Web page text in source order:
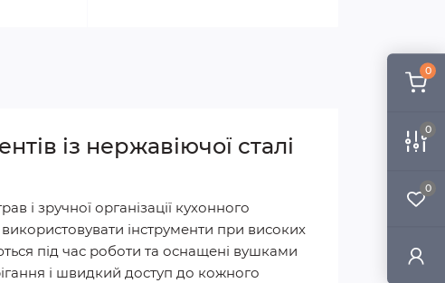
0
0
0
із нержавіючої сталі
і зручної організації кухонного
інструменти при високих
під час роботи та оснащені вушками
і швидкий доступ до кожного